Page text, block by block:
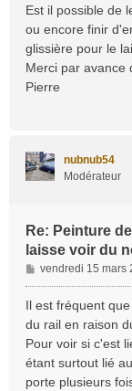
Est il possible de
ou encore finir
glissière pour le
Merci par avance
Pierre
nubnub54
Modérateur
Re: Peinture
laisse voir du
M
e
s
g
e
vendredi 15 mars
Il est fréquent
du rail en raison
Pour voir si c'est
étant surtout lié
porte plusieurs